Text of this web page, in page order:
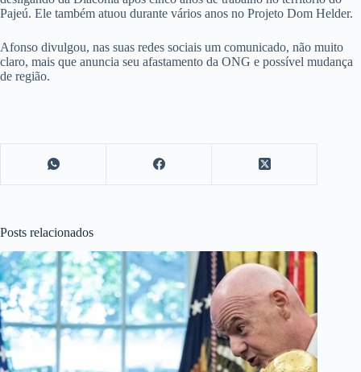
Pajeú. Ele também atuou durante vários anos no Projeto Dom Helder.
Afonso divulgou, nas suas redes sociais um comunicado, não muito
claro, mais que anuncia seu afastamento da ONG e possível mudança
de região.
Posts relacionados